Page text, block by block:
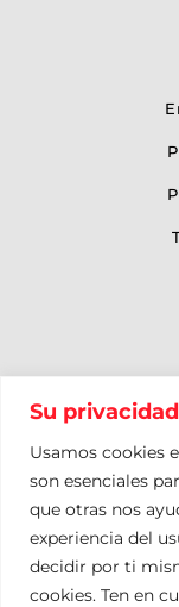
Su
Usamos cookies
son esenciales
que otras nos
experiencia del
decidir por ti
cookies. Ten en